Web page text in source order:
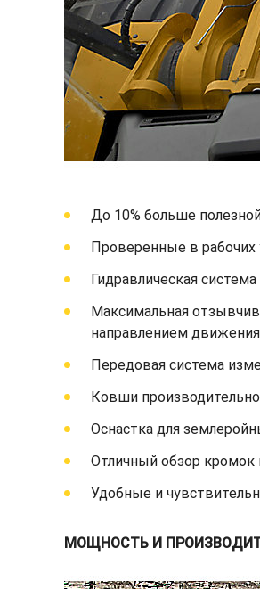
До 10% больше
Проверенные в
Гидравлическая
Максимальная
направлением
Передовая система
Ковши
Оснастка для
Отличный обзор кромок
Удобные и
МОЩНОСТЬ И